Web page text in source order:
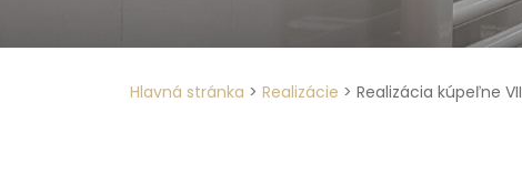
Hlavná stránka > Realizácie > Realizácia kúpeľne VII